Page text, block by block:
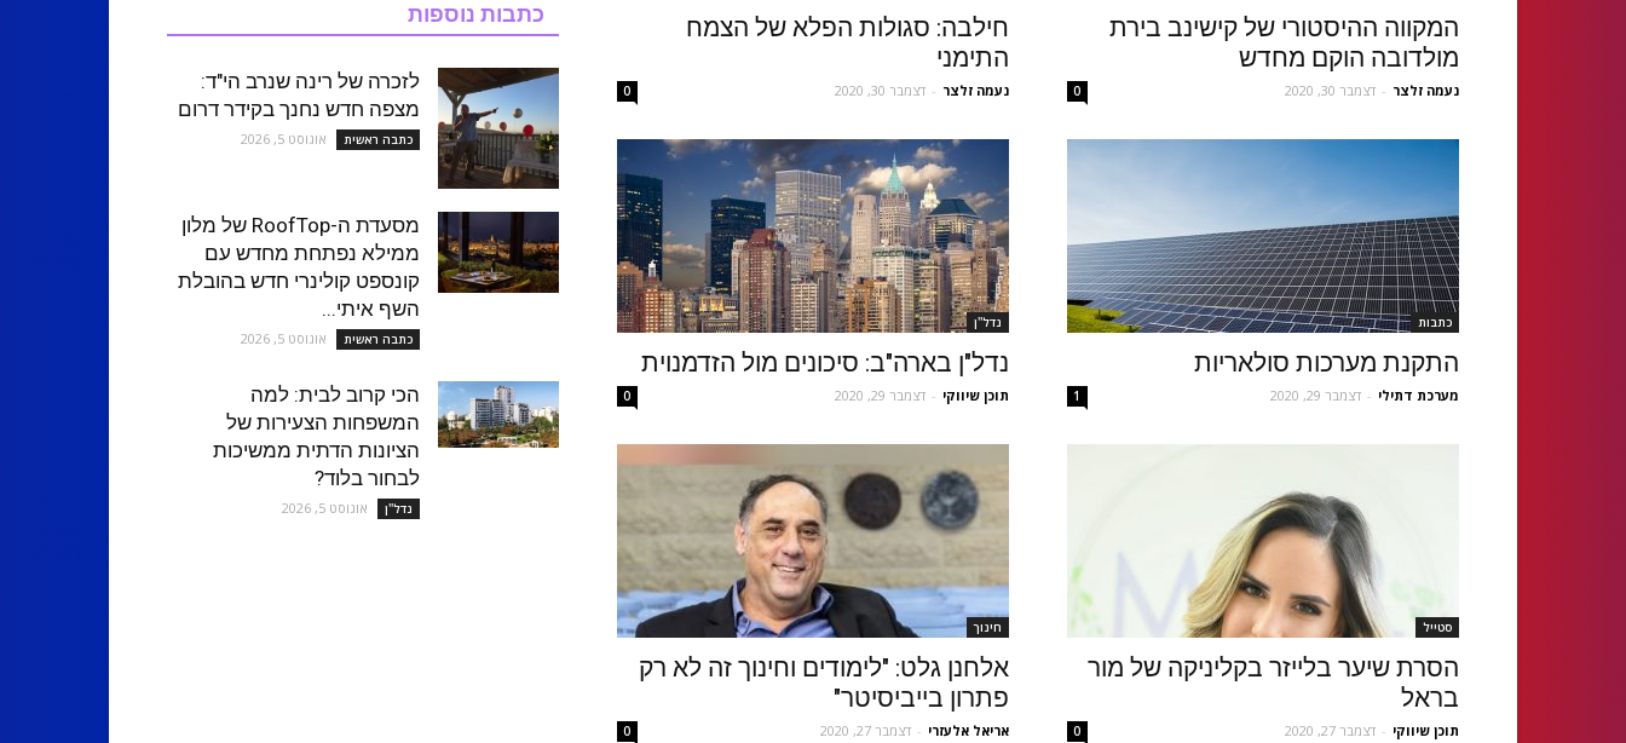
המקווה ההיסטורי של קישינב בירת
מולדובה הוקם מחדש
נעמה זלצר - דצמבר 30, 2020 0
חילבה: סגולות הפלא של הצמח
התימני
נעמה זלצר - דצמבר 30, 2020 0
כתבות
התקנת מערכות סולאריות
מערכת דתילי - דצמבר 29, 2020 1
נדל''ן
נדל"ן בארה"ב: סיכונים מול הזדמנוית
תוכן שיווקי - דצמבר 29, 2020 0
סטייל
הסרת שיער בלייזר בקליניקה של מור
בראל
תוכן שיווקי - דצמבר 27, 2020 0
חינוך
אלחנן גלט: "לימודים וחינוך זה לא רק
פתרון בייביסיטר"
אריאל אלעזרי - דצמבר 27, 2020 0
כתבות נוספות
לזכרה של רינה שנרב הי"ד:
מצפה חדש נחנך בקידר דרום
כתבה ראשית אוגוסט 5, 2026
מסעדת ה-RoofTop של מלון
ממילא נפתחת מחדש עם
קונספט קולינרי חדש בהובלת
השף איתי...
כתבה ראשית אוגוסט 5, 2026
הכי קרוב לבית: למה
המשפחות הצעירות של
הציונות הדתית ממשיכות
לבחור בלוד?
נדל''ן אוגוסט 5, 2026